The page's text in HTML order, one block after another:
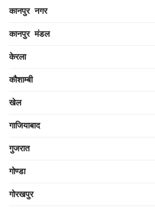
कानपुर नगर
कानपुर मंडल
केरला
कौशाम्बी
खेल
गाजियाबाद
गुजरात
गोण्डा
गोरखपुर